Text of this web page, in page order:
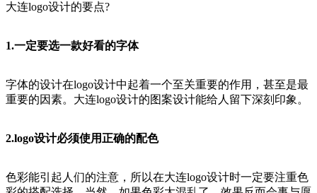
大连logo设计的要点?
1.一定要选一款好看的字体
字体的设计在logo设计中起着一个至关重要的作用，甚至是最
重要的因素。大连logo设计的图案设计能给人留下深刻印象。
2.logo设计必须使用正确的配色
色彩能引起人们的注意，所以在大连logo设计时一定要注重色